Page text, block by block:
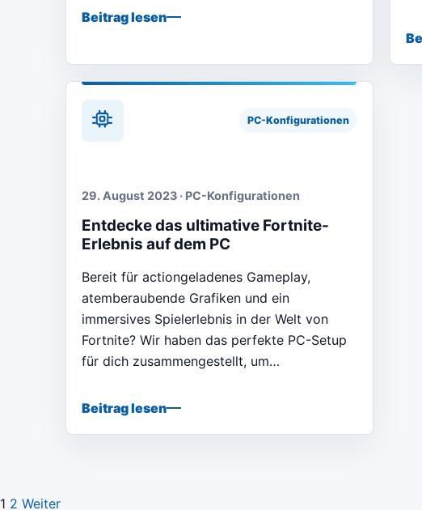
Beitrag lesen
PC-Konfigurationen
29. August 2023 · PC-Konfigurationen
Entdecke das ultimative Fortnite-
Erlebnis auf dem PC
Bereit für actiongeladenes Gameplay,
atemberaubende Grafiken und ein
immersives Spielerlebnis in der Welt von
Fortnite? Wir haben das perfekte PC-Setup
für dich zusammengestellt, um…
Beitrag lesen
1 2 Weiter